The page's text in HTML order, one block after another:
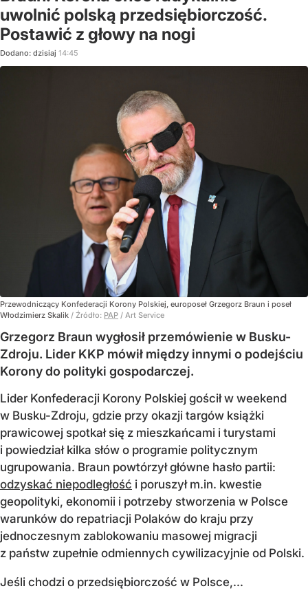
uwolnić polską przedsiębiorczość.
Postawić z głowy na nogi
Dodano: dzisiaj 14:45
Przewodniczący Konfederacji Korony Polskiej, europoseł Grzegorz Braun i poseł
Włodzimierz Skalik / Źródło: PAP / Art Service
Grzegorz Braun wygłosił przemówienie w Busku-
Zdroju. Lider KKP mówił między innymi o podejściu
Korony do polityki gospodarczej.
Lider Konfederacji Korony Polskiej gościł w weekend
w Busku-Zdroju, gdzie przy okazji targów książki
prawicowej spotkał się z mieszkańcami i turystami
i powiedział kilka słów o programie politycznym
ugrupowania. Braun powtórzył główne hasło partii:
odzyskać niepodległość i poruszył m.in. kwestie
geopolityki, ekonomii i potrzeby stworzenia w Polsce
warunków do repatriacji Polaków do kraju przy
jednoczesnym zablokowaniu masowej migracji
z państw zupełnie odmiennych cywilizacyjnie od Polski.
Jeśli chodzi o przedsiębiorczość w Polsce,...